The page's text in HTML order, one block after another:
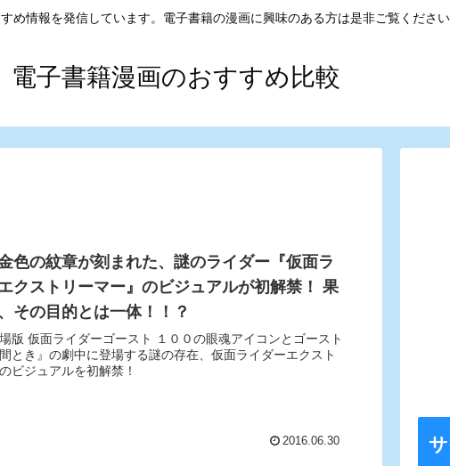
め情報を発信しています。電子書籍の漫画に興味のある方は是非ご覧ください
電子書籍漫画のおすすめ比較
色の紋章が刻まれた、謎のライダー『仮面ラ
クストリーマー』のビジュアルが初解禁！ 果
その目的とは一体！！？
版 仮面ライダーゴースト １００の眼魂アイコンとゴースト
とき』の劇中に登場する謎の存在、仮面ライダーエクスト
ビジュアルを初解禁！
2016.06.30